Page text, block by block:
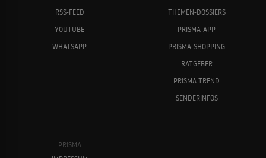
RSS-FEED
YOUTUBE
WHATSAPP
THEMEN-DOSSIERS
PRISMA-APP
PRISMA-SHOPPING
RATGEBER
PRISMA TREND
SENDERINFOS
PRISMA